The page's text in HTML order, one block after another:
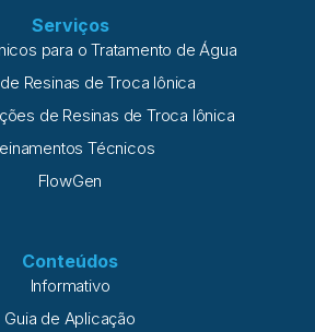
Serviços
para o Tratamento de Água
Resinas de Troca Iônica
de Resinas de Troca Iônica
Técnicos
FlowGen
Conteúdos
Informativo
Guia de Aplicação